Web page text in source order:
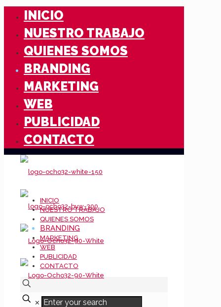
INICIO
NUESTRO TRABAJO
QUIENES SOMOS
BRANDING
MARKETING
WEB
PUBLICIDAD
CONTACTO
INICIO
NUESTRO TRABAJO
QUIENES SOMOS
BRANDING
MARKETING
WEB
PUBLICIDAD
CONTACTO
✕